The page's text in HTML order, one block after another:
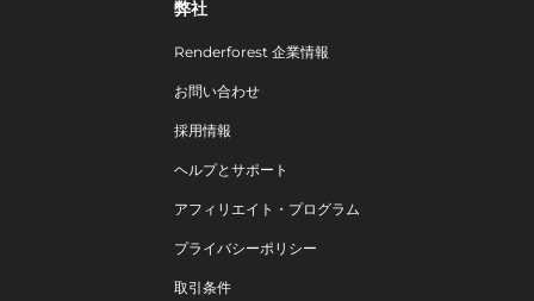
弊社
Renderforest 企業情報
お問い合わせ
採用情報
ヘルプとサポート
アフィリエイト・プログラム
プライバシーポリシー
取引条件